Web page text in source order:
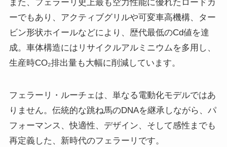
また、フェラーリ史上最も空力性能に優れたロードカ
ーでもあり、アクティブグリルや可変車高機構、ター
ビン形状ホイールなどにより、歴代最低のCd値を達
成。車体構造にはリサイクルアルミニウムを多用し、
生産時CO₂排出量も大幅に削減しています。
フェラーリ・ルーチェは、単なる電動化モデルではあ
りません。伝統的な跳ね馬のDNAを継承しながら、パ
フォーマンス、快適性、デザイン、そして感性までも
再定義した、新時代のフェラーリです。